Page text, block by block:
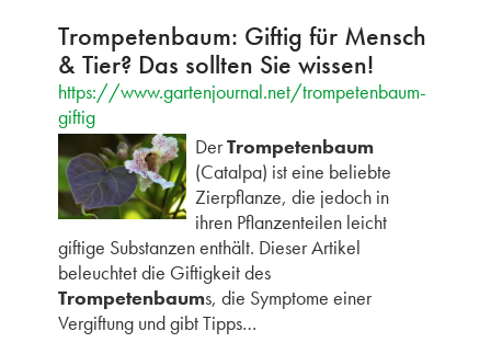
Trompetenbaum: Giftig für Mensch
& Tier? Das sollten Sie wissen!
https://www.gartenjournal.net/trompetenbaum-
giftig
DerTrompetenbaum
(Catalpa) ist eine beliebte
Zierpflanze, die jedoch in
ihren Pflanzenteilen leicht
giftige Substanzen enthält. Dieser Artikel
beleuchtet die Giftigkeit des
Trompetenbaums, die Symptome einer
Vergiftung und gibt Tipps…